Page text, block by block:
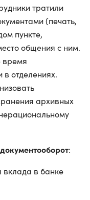
тратили
(печать,
пункте,
общения с ним.
время
в отделениях.
архивных
:
вклада в банке